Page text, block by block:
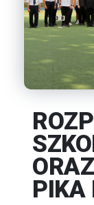
PIKA